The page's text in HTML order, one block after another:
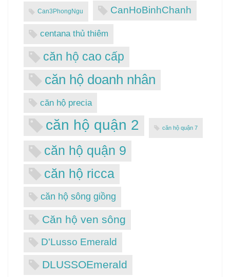
Can3PhongNgu CanHoBinhChanh
centana thủ thiêm
căn hộ cao cấp
căn hộ doanh nhân
căn hộ precia
căn hộ quận 2 căn hộ quận 7
căn hộ quận 9
căn hộ ricca
căn hộ sông giồng
Căn hộ ven sông
D'Lusso Emerald
DLUSSOEmerald